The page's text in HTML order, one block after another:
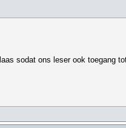
sodat ons leser ook toegang